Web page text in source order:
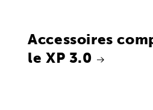
Accessoires
le XP 3.0